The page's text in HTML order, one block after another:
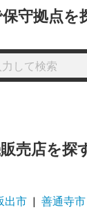
守拠点を
売店を探
出市 善通寺市